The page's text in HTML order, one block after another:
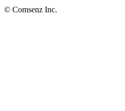
© Comsenz Inc.